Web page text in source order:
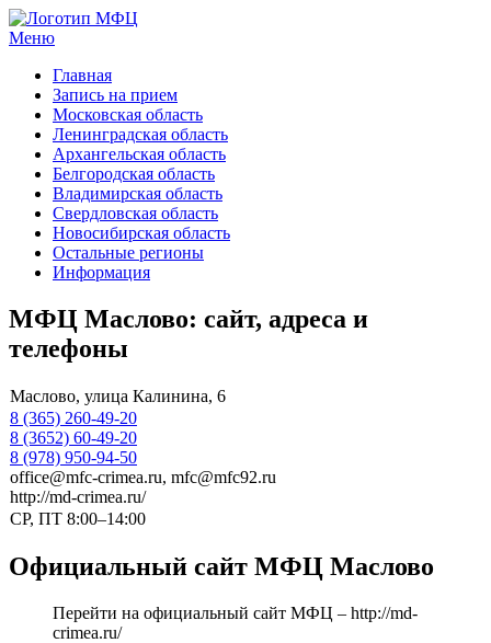
Меню
Главная
Запись на прием
Московская область
Ленинградская область
Архангельская область
Белгородская область
Владимирская область
Свердловская область
Новосибирская область
Остальные регионы
Информация
МФЦ Маслово: сайт, адреса и
телефоны
Маслово, улица Калинина, 6
8 (365) 260-49-20
8 (3652) 60-49-20
8 (978) 950-94-50
office@mfc-crimea.ru, mfc@mfc92.ru
http://md-crimea.ru/
СР, ПТ 8:00–14:00
Официальный сайт МФЦ Маслово
Перейти на официальный сайт МФЦ – http://md-
crimea.ru/